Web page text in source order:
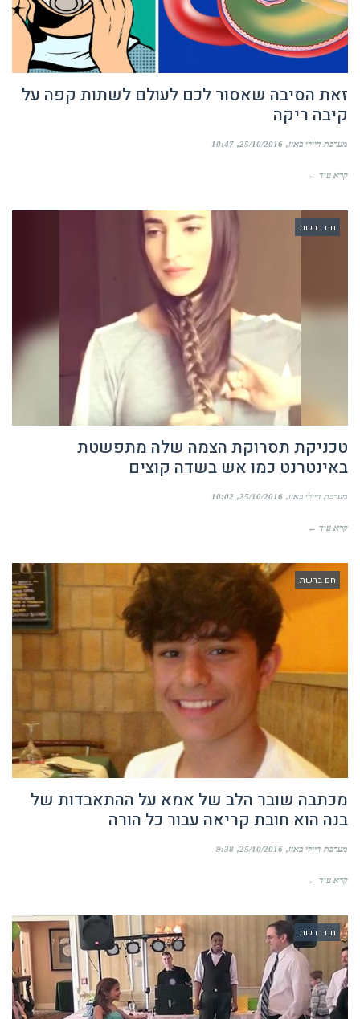
זאת הסיבה שאסור לכם לעולם לשתות קפה על
קיבה ריקה
מערכת דיילי באזז 25/10/2016
10:47
קרא עוד ←
חם ברשת
טכניקת תסרוקת הצמה שלה מתפשטת
באינטרנט כמו אש בשדה קוצים
מערכת דיילי באזז 25/10/2016
10:02
קרא עוד ←
חם ברשת
מכתבה שובר הלב של אמא על ההתאבדות של
בנה הוא חובת קריאה עבור כל הורה
מערכת דיילי באזז 25/10/2016
9:38
קרא עוד ←
חם ברשת